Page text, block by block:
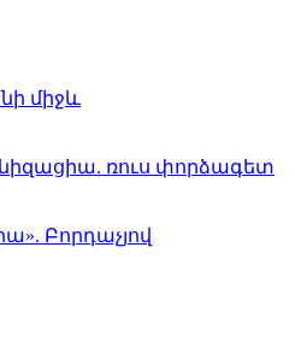
միջև
ռուս փորձագետ
Բորդաչյով